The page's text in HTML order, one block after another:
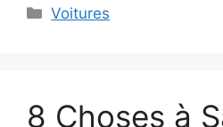
Categories
Voitures
8 Choses à